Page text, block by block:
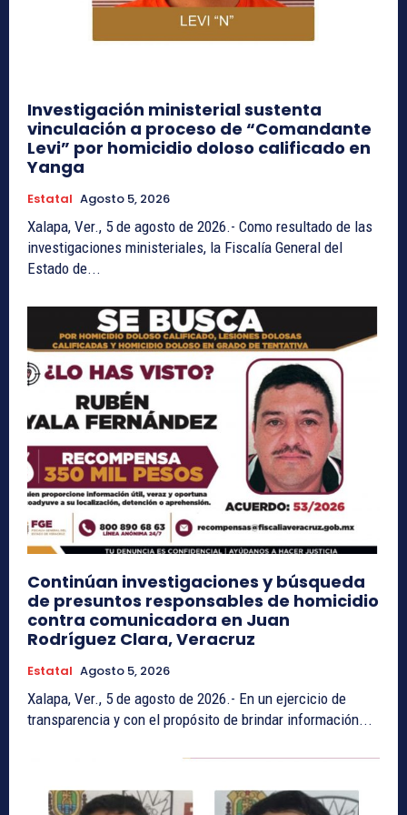
Investigación ministerial sustenta
vinculación a proceso de “Comandante
Levi” por homicidio doloso calificado en
Yanga
Estatal Agosto 5, 2026
Xalapa, Ver., 5 de agosto de 2026.- Como resultado de las
investigaciones ministeriales, la Fiscalía General del
Estado de...
Continúan investigaciones y búsqueda
de presuntos responsables de homicidio
contra comunicadora en Juan
Rodríguez Clara, Veracruz
Estatal Agosto 5, 2026
Xalapa, Ver., 5 de agosto de 2026.- En un ejercicio de
transparencia y con el propósito de brindar información...